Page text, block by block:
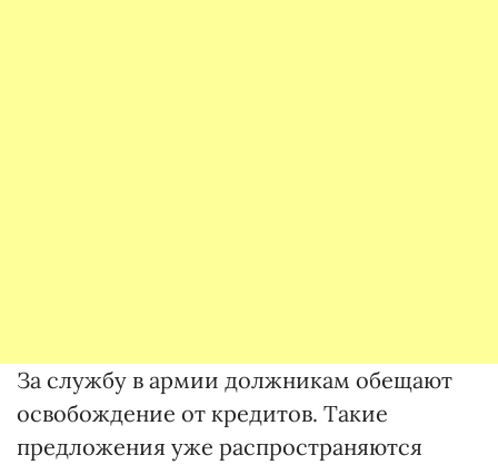
За службу в армии должникам обещают
освобождение от кредитов. Такие
предложения уже распространяются